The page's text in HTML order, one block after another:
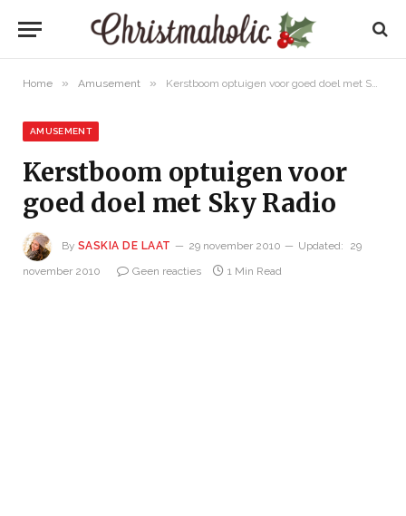
Home » Amusement » Kerstboom optuigen voor goed doel met Sky Radio
AMUSEMENT
Kerstboom optuigen voor
goed doel met Sky Radio
By SASKIA DE LAAT 29 november 2010 Updated:
29
november 2010
Geen reacties 1 Min Read